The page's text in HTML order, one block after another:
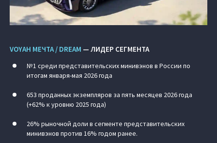
VOYAH МЕЧТА / DREAM — ЛИДЕР СЕГМЕНТА
№1 среди представительских минивэнов в России по
итогам января-мая 2026 года
653 проданных экземпляров за пять месяцев 2026 года
(+62% к уровню 2025 года)
26% рыночной доли в сегменте представительских
минивэнов против 16% годом ранее.